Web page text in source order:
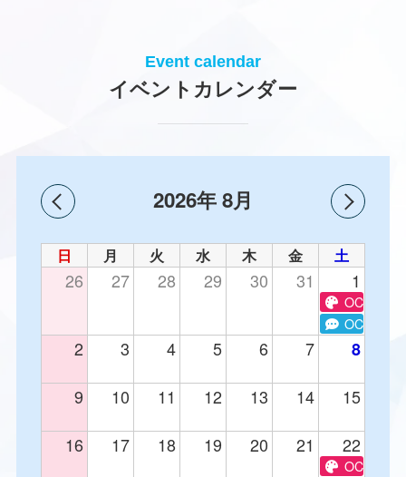
Event calendar
イベントカレンダー
2026年 8月
日 月 火 水 木 金 土
26 27 28 29 30 31 1
OC テキ
OC e-
2 3 4 5 6 7
8
9
10 11 12 13 14 15
16 17 18 19 20 21 22
OC グラ